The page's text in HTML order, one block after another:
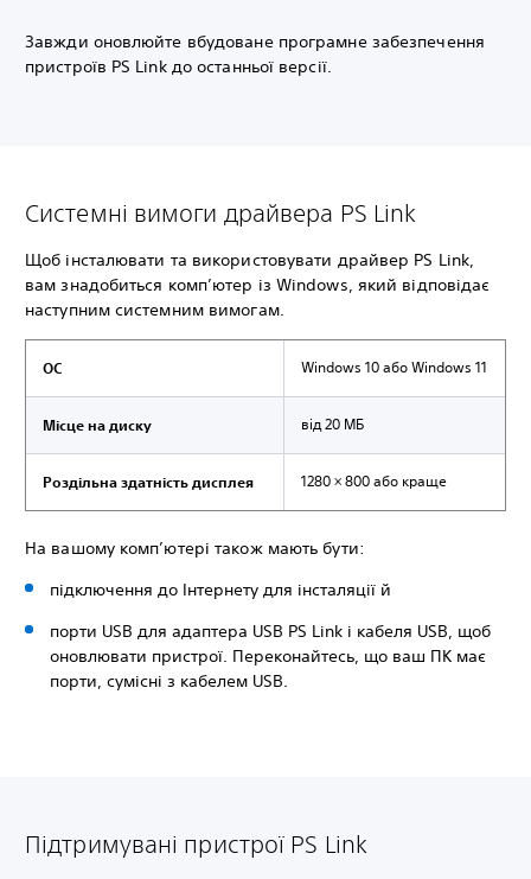
Завжди оновлюйте вбудоване програмне забезпечення
пристроїв PS Link до останньої версії.
Системні вимоги драйвера PS Link
Щоб інсталювати та використовувати драйвер PS Link,
вам знадобиться комп’ютер із Windows, який відповідає
наступним системним вимогам.
ОС Windows 10 або Windows 11
Місце на диску від 20 МБ
Роздільна здатність дисплея 1280 × 800 або краще
На вашому комп’ютері також мають бути:
підключення до Інтернету для інсталяції й
порти USB для адаптера USB PS Link і кабеля USB, щоб
оновлювати пристрої. Переконайтесь, що ваш ПК має
порти, сумісні з кабелем USB.
Підтримувані пристрої PS Link